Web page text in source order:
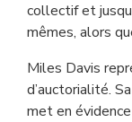
collectif et
mêmes, alors
Miles Davis
d’auctorialité.
met en